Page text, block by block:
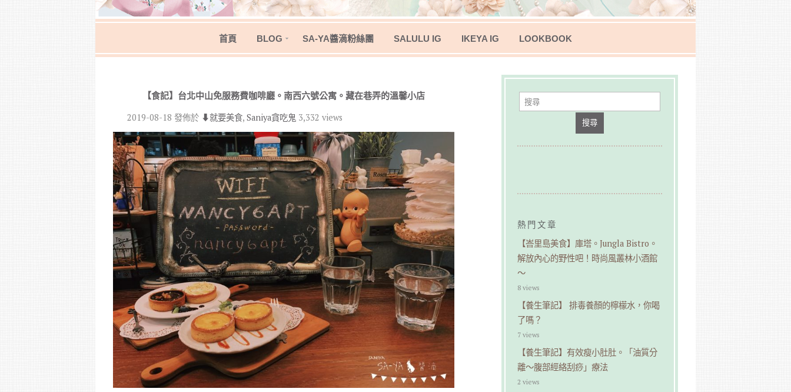
首頁 BLOG SA-YA醬滴粉絲團 SALULU IG IKEYA IG LOOKBOOK
【食記】台北中山免服務費咖啡廳。南西六號公寓。藏在巷弄的溫馨小店
2019-08-18 發佈於 ⬇︎就要美食, Saniya貪吃鬼 3,332 views 搜尋
熱門文章
【峇里島美食】庫塔。Jungla Bistro。
解放內心的野性吧！時尚風叢林小酒館
～
8 views
【養生筆記】 排毒養顏的檸檬水，你喝
了嗎？
7 views
【養生筆記】有效瘦小肚肚。「油質分
離～腹部經絡刮痧」療法
2 views